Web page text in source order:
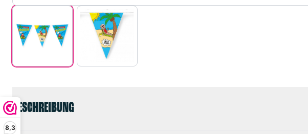
8,3
BESCHREIBUNG